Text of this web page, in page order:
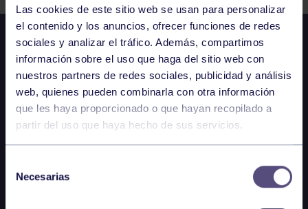
Las cookies de este sitio web se usan para personalizar
el contenido y los anuncios, ofrecer funciones de redes
sociales y analizar el tráfico. Además, compartimos
información sobre el uso que haga del sitio web con
nuestros partners de redes sociales, publicidad y análisis
web, quienes pueden combinarla con otra información
que les haya proporcionado o que hayan recopilado a
partir del uso que haya hecho de sus servicios.
Necesarias